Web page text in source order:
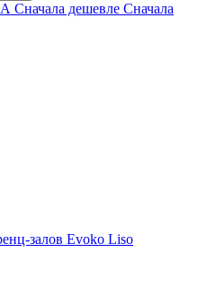
А Сначала дешевле Сначала
залов Evoko Liso